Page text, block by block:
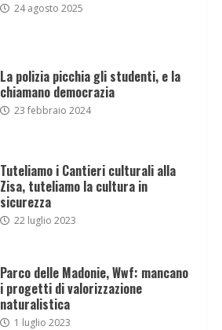
24 agosto 2025
La polizia picchia gli studenti, e la
chiamano democrazia
23 febbraio 2024
Tuteliamo i Cantieri culturali alla
Zisa, tuteliamo la cultura in
sicurezza
22 luglio 2023
Parco delle Madonie, Wwf: mancano
i progetti di valorizzazione
naturalistica
1 luglio 2023